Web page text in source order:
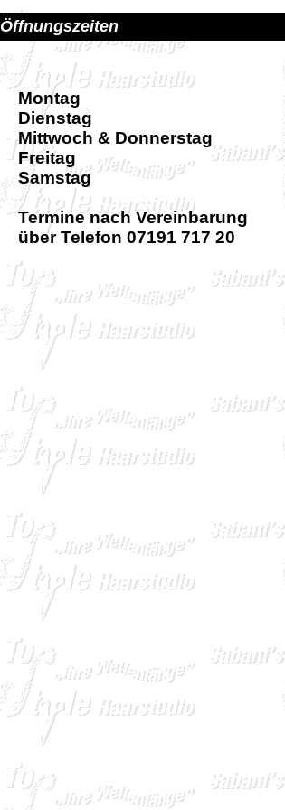
Öffnungszeiten
Montag
Dienstag
Mittwoch & Donnerstag
Freitag
Samstag
Termine nach Vereinbarung
über Telefon 07191 717 20